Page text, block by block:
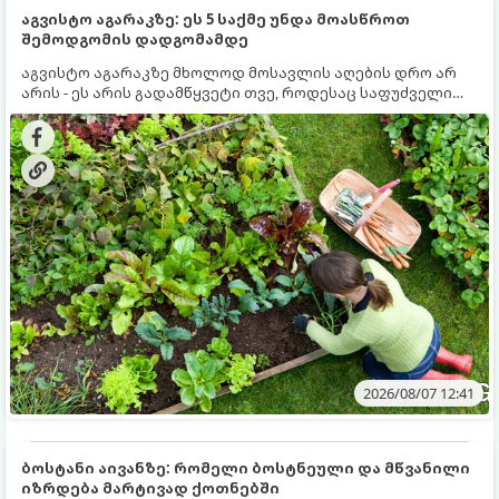
აგვისტო აგარაკზე: ეს 5 საქმე უნდა მოასწროთ
შემოდგომის დადგომამდე
აგვისტო აგარაკზე მხოლოდ მოსავლის აღების დრო არ
არის - ეს არის გადამწყვეტი თვე, როდესაც საფუძველი
ეყრება მომავალი წლის მოსავალს და ბაღი მზადდება
შემოდგომა-ზამთრის სეზონისთვის. იმისათვის, რომ
ნიადაგმა ენერგია აღიდგინოს, ხოლო მცენარეებმა
ზამთარს გაუძლონ, აგვისტოს ბოლომდე 5
მნიშვნელოვანი საქმის გაკეთება უნდა მოასწროთ:
2026/08/07 12:41
ბოსტანი აივანზე: რომელი ბოსტნეული და მწვანილი
იზრდება მარტივად ქოთნებში